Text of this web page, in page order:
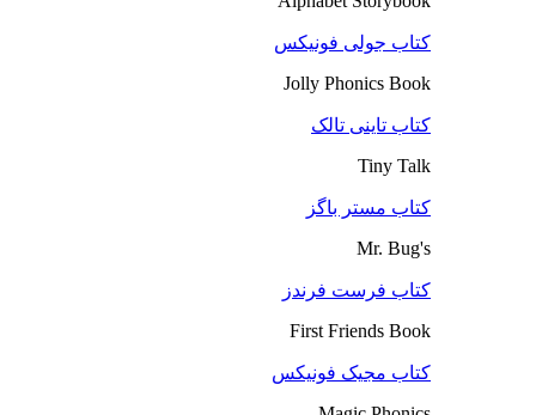
کتاب جولی فونیکس
Jolly Phonics Book
کتاب تاینی تالک
Tiny Talk
کتاب مستر باگز
Mr. Bug's
کتاب فرست فرندز
First Friends Book
کتاب مجیک فونیکس